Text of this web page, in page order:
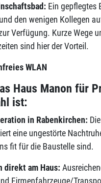
Ein gepflegtes
den wenigen Kollegen
Verfügung. Kurze Wege
sind hier der Vorteil.
WLAN
Haus Manon für
ist:
in Rabenkirchen:
eine ungestörte
fit für die Baustelle sind.
direkt am Haus:
Firmenfahrzeuge/